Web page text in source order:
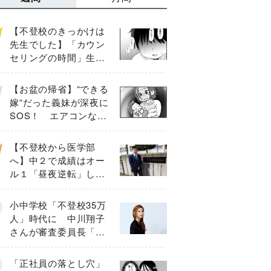
【不登校のきっかけは
先生でした】「カウン
セリングの時間」生徒
の情報をバラしたの
は…《第２話》
【お盆の帰省】“できる
嫁“だった義妹が深夜に
SOS！ エアコンな
し・肉禁止の義実家ル
ールに変化が…〈後
編〉
【不登校から医学部
へ】中２で成績はオー
ル１「昼夜逆転」した
わが子を”夜遊び”に連れ
出した母の気づき
小中学校「不登校35万
人」時代に 中川翔子
さんが審査委員長「不
登校生動画甲子園
2026」が開催
「正社員の落とし穴」